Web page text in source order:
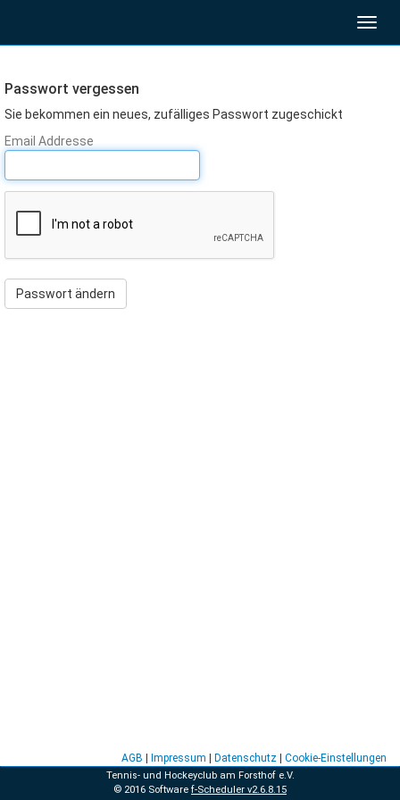
Passwort vergessen
Sie bekommen ein neues, zufälliges Passwort zugeschickt
Email Addresse
Passwort ändern
AGB Impressum Datenschutz Cookie-Einstellungen
Tennis- und Hockeyclub am Forsthof e.V.
© 2016 Software f-Scheduler v2.6.8.15